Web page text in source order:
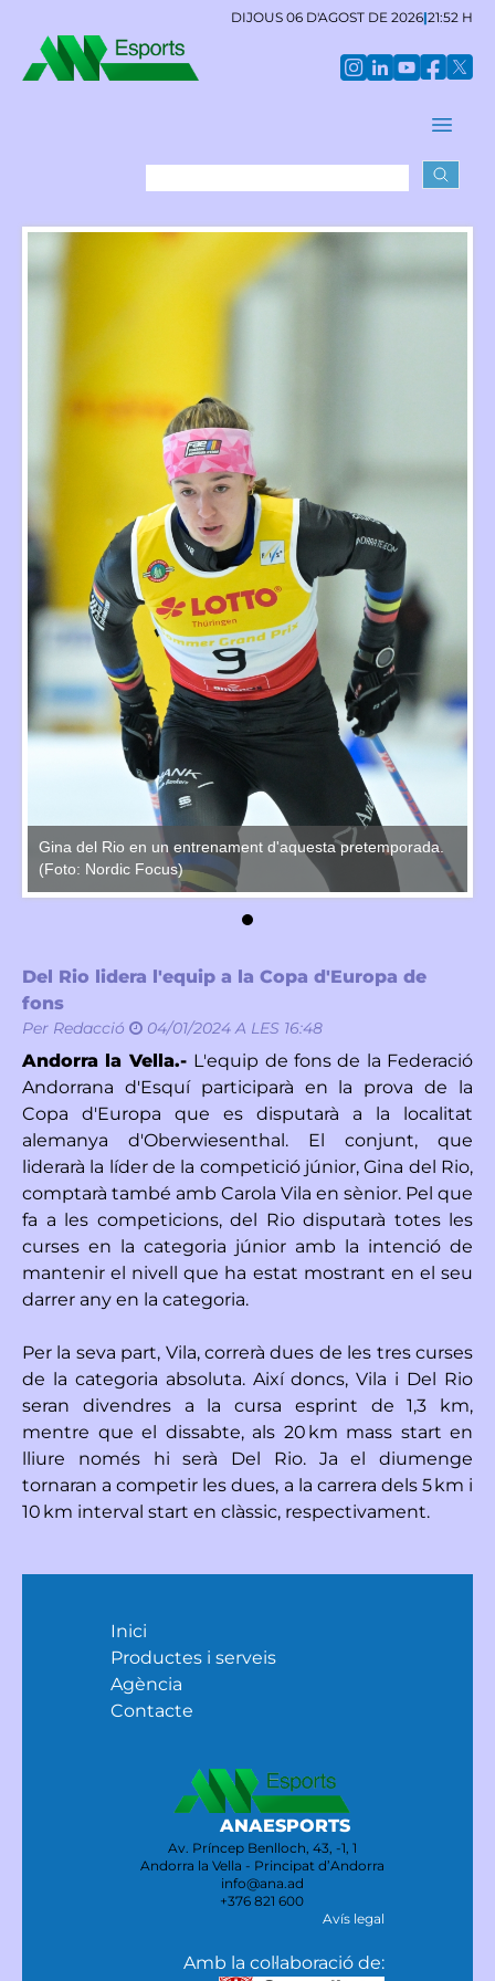
DIJOUS 06 D'AGOST DE 2026|21:52 H
Gina del Rio en un entrenament d'aquesta pretemporada.
(Foto: Nordic Focus)
Del Rio lidera l'equip a la Copa d'Europa de
fons
Per Redacció 04/01/2024 A LES 16:48
Andorra la Vella.- L'equip de fons de la Federació
Andorrana d'Esquí participarà en la prova de la
Copa d'Europa que es disputarà a la localitat
alemanya d'Oberwiesenthal. El conjunt, que
liderarà la líder de la competició júnior, Gina del Rio,
comptarà també amb Carola Vila en sènior. Pel que
fa a les competicions, del Rio disputarà totes les
curses en la categoria júnior amb la intenció de
mantenir el nivell que ha estat mostrant en el seu
darrer any en la categoria.
Per la seva part, Vila, correrà dues de les tres curses
de la categoria absoluta. Així doncs, Vila i Del Rio
seran divendres a la cursa esprint de 1,3 km,
mentre que el dissabte, als 20 km mass start en
lliure només hi serà Del Rio. Ja el diumenge
tornaran a competir les dues, a la carrera dels 5 km i
10 km interval start en clàssic, respectivament.
Inici
Productes i serveis
Agència
Contacte
ANAESPORTS
Av. Príncep Benlloch, 43, -1, 1
Andorra la Vella - Principat d’Andorra
info@ana.ad
+376 821 600
Avís legal
Amb la col·laboració de: